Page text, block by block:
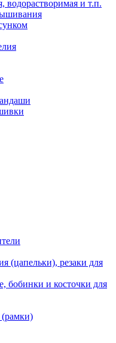
водорастворимая и т.п.
резаки для
бобинки и косточки для